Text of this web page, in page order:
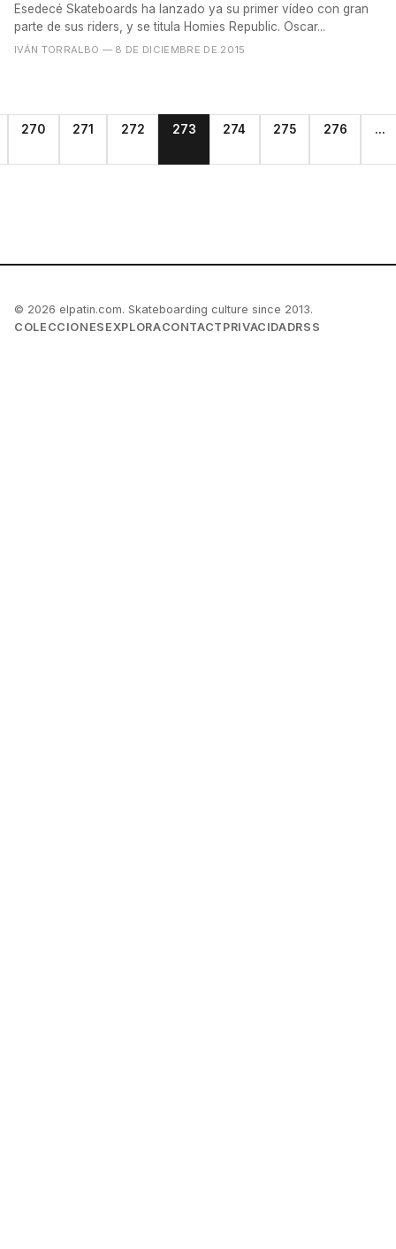
Esedecé Skateboards ha lanzado ya su primer vídeo con gran
parte de sus riders, y se titula Homies Republic. Oscar...
IVÁN TORRALBO — 8 DE DICIEMBRE DE 2015
270 271 272 273 274 275 276 ...
© 2026 elpatin.com. Skateboarding culture since 2013.
COLECCIONES EXPLORACONTACT PRIVACIDADRSS